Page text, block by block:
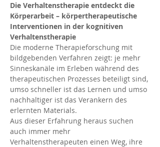
Die Verhaltenstherapie entdeckt die
Körperarbeit – körpertherapeutische
Interventionen in der kognitiven
Verhaltenstherapie
﻿Die moderne Therapieforschung mit
bildgebenden Verfahren zeigt: je mehr
Sinneskanäle im Erleben während des
therapeutischen Prozesses beteiligt sind,
umso schneller ist das Lernen und umso
nachhaltiger ist das Verankern des
erlernten Materials.
Aus dieser Erfahrung heraus suchen
auch immer mehr
Verhaltenstherapeuten einen Weg, ihre